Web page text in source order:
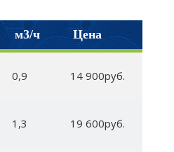
м3/ч Цена
0,9 14 900руб.
1,3 19 600руб.